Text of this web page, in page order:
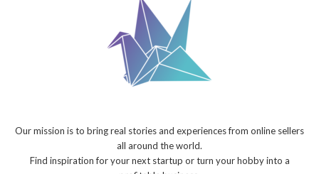
Our mission is to bring real stories and experiences from online sellers
all around the world.
Find inspiration for your next startup or turn your hobby into a